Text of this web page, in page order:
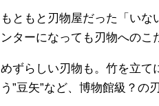
もともと刃物屋だった「い
ンターになっても刃物へのこ
めずらしい刃物も。竹を立て
う”豆矢”など、博物館級？の